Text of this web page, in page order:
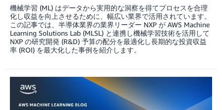
機械学習 (ML) はデータから実用的な洞察を得てプロセスを合理
化し収益を向上させるために、幅広い業界で活用されています。
この記事では、半導体業界の業界リーダー NXP が AWS Machine
Learning Solutions Lab (MLSL) と連携し機械学習技術を活用して
NXP の研究開発 (R&D) 予算の配分を最適化し長期的な投資収益
率 (ROI) を最大化した事例を紹介します。